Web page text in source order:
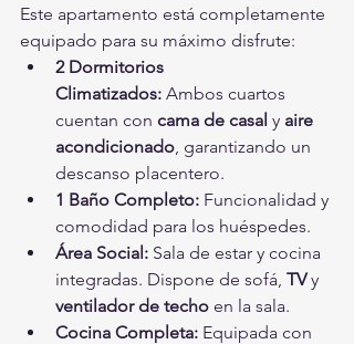
Este apartamento está completamente
equipado para su máximo disfrute:
2 Dormitorios
Climatizados: Ambos cuartos
cuentan con cama de casal y aire
acondicionado , garantizando un
descanso placentero.
1 Baño Completo: Funcionalidad y
comodidad para los huéspedes.
Área Social: Sala de estar y cocina
integradas. Dispone de sofá, TV y
ventilador de techo en la sala.
Cocina Completa: Equipada con